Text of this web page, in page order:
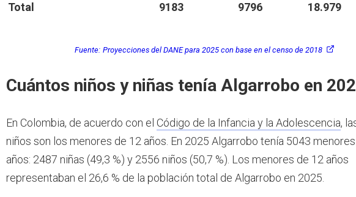
Total 9183 9796 18.979
Fuente: Proyecciones del DANE para 2025 con base en el censo de 2018
Cuántos niños y niñas tenía Algarrobo en
En Colombia, de acuerdo con el Código de la Infancia y la Adolescencia,
niños son los menores de 12 años. En 2025 Algarrobo tenía 5043
años: 2487 niñas (49,3 %) y 2556 niños (50,7 %). Los menores de 12 años
representaban el 26,6 % de la población total de Algarrobo en 2025.